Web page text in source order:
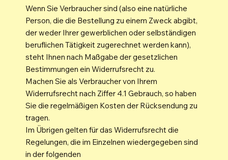
Wenn Sie Verbraucher sind (also eine natürliche
Person, die die Bestellung zu einem Zweck abgibt,
der weder Ihrer gewerblichen oder selbständigen
beruflichen Tätigkeit zugerechnet werden kann),
steht Ihnen nach Maßgabe der gesetzlichen
Bestimmungen ein Widerrufsrecht zu.
Machen Sie als Verbraucher von Ihrem
Widerrufsrecht nach Ziffer 4.1 Gebrauch, so haben
Sie die regelmäßigen Kosten der Rücksendung zu
tragen.
Im Übrigen gelten für das Widerrufsrecht die
Regelungen, die im Einzelnen wiedergegeben sind
in der folgenden